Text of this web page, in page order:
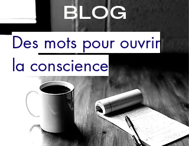
BLOG
Des mots pour ouvrir
la conscience